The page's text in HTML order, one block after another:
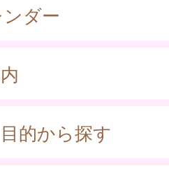
ダー
的から探す